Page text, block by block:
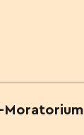
Moratorium